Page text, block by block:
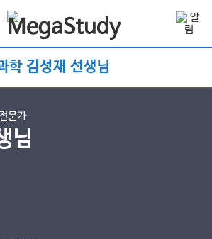
학 김성재 선생님
문가
님